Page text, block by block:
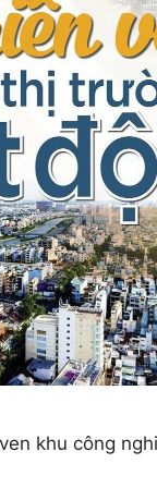
khu công